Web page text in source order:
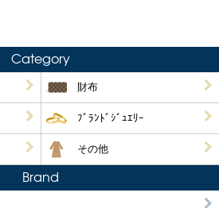
Category
財布
ﾌﾞﾗﾝﾄﾞｼﾞｭｴﾘｰ
その他
Brand